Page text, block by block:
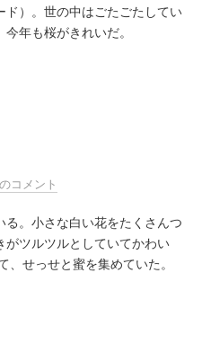
ド）。世の中はごたごたしてい
年も桜がきれいだ。
コメント
。小さな白い花をたくさんつ
がツルツルとしていてかわい
せっせと蜜を集めていた。